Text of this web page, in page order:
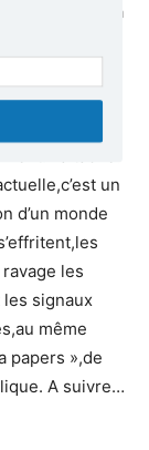
de penser à
d’aujourd’hui
sont
La tâche
un
d’un monde
les
signaux
même
papers »,de
A suivre…